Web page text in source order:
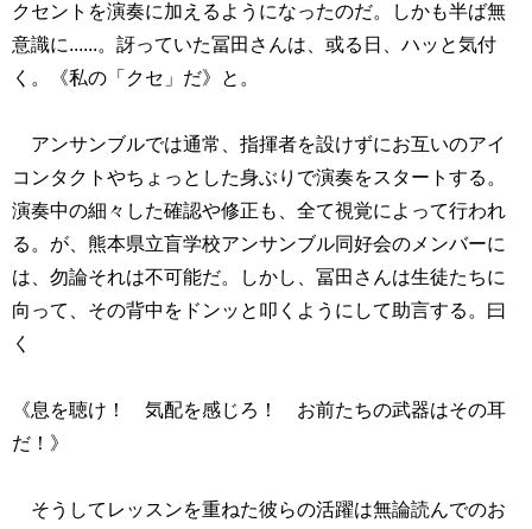
クセントを演奏に加えるようになったのだ。しかも半ば無
意識に......。訝っていた冨田さんは、或る日、ハッと気付
く。《私の「クセ」だ》と。
アンサンブルでは通常、指揮者を設けずにお互いのアイ
コンタクトやちょっとした身ぶりで演奏をスタートする。
演奏中の細々した確認や修正も、全て視覚によって行われ
る。が、熊本県立盲学校アンサンブル同好会のメンバーに
は、勿論それは不可能だ。しかし、冨田さんは生徒たちに
向って、その背中をドンッと叩くようにして助言する。曰
く
《息を聴け！ 気配を感じろ！ お前たちの武器はその耳
だ！》
そうしてレッスンを重ねた彼らの活躍は無論読んでのお